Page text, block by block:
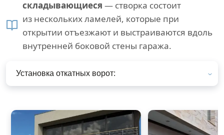
складывающиеся — створка состоит
из нескольких ламелей, которые при
открытии отъезжают и выстраиваются вдоль
внутренней боковой стены гаража.
Установка откатных ворот: